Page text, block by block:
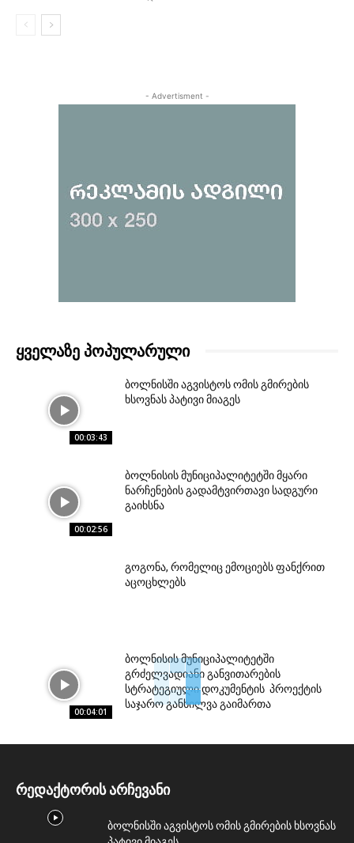
- Advertisment -
ᲧᲕᲔᲚᲐᲖᲔ ᲞᲝᲞᲣᲚᲐᲠᲣᲚᲘ
00:03:43
ბოლნისში აგვისტოს ომის გმირების
ხსოვნას პატივი მიაგეს
00:02:56
ბოლნისის მუნიციპალიტეტში მყარი
ნარჩენების გადამტვირთავი სადგური
გაიხსნა
გოგონა, რომელიც ემოციებს ფანქრით
აცოცხლებს
00:04:01
ბოლნისის მუნიციპალიტეტში
გრძელვადიანი განვითარების
სტრატეგიული დოკუმენტის პროექტის
საჯარო განხილვა გაიმართა
რედაქტორის არჩევანი
ბოლნისში აგვისტოს ომის გმირების ხსოვნას